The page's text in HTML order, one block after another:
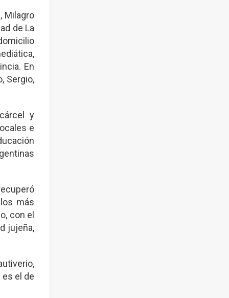
Milagro
de La
En
Sergio,
y
e
más
con el
jujeña,
el de